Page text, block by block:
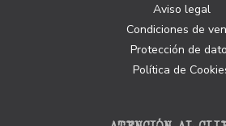
Aviso legal
Condiciones de
Protección de
Política de